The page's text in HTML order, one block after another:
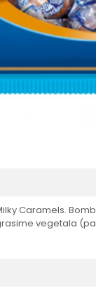
Caramels.
vegetala